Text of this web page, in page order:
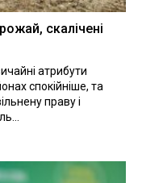
скалічені
атрибути
спокійніше, та
праву і